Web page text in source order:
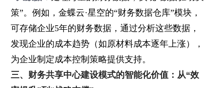
策”。例如，金蝶云·星空的“财务数据仓库”模块，
可存储企业5年的财务数据，通过分析这些数据，
发现企业的成本趋势（如原材料成本逐年上涨），
为企业制定成本控制策略提供支持。
三、财务共享中心建设模式的智能化价值：从“效